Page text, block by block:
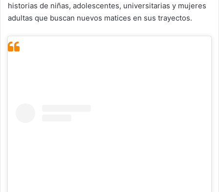
historias de niñas, adolescentes, universitarias y mujeres
adultas que buscan nuevos matices en sus trayectos.